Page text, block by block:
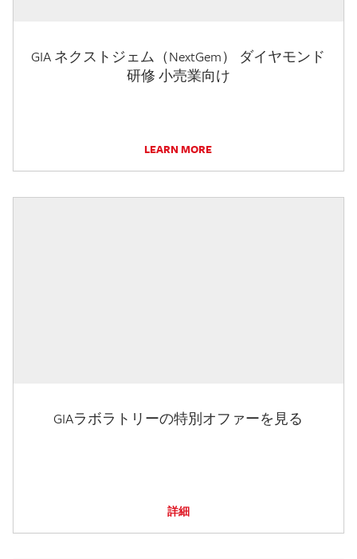
GIA ネクストジェム（NextGem） ダイヤモンド
研修 小売業向け
LEARN MORE
GIAラボラトリーの特別オファーを見る
詳細